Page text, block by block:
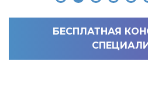
БЕСПЛАТНАЯ